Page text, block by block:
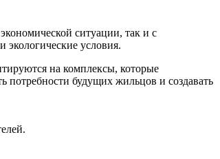
ситуации, так и с
условия.
на комплексы, которые
потребности будущих жильцов и создавать